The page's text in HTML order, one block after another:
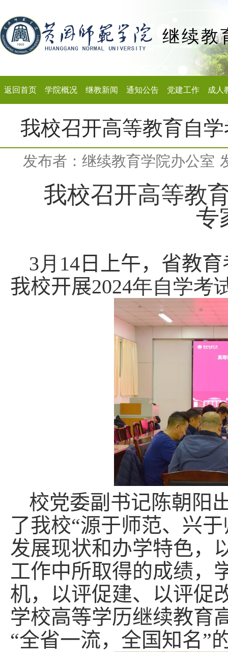
继续教
返回首页 学院概况 继教新闻 通知公告 党建工作 成人
我校召开高等教育自
发布者：继续教育学院办公室
我校召开高等教
专
3月 14 日上午，省教
我校开展2024年自学考
校党委副书记陈朝阳
了我校“源于师范、兴
发展现状和办学特色，
工作中所取得的成绩，
机，以评促建、以评促
学校高等学历继续教育
“全省一流，全国知名”